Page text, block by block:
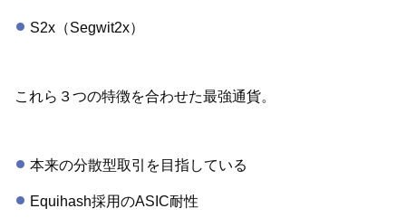
S2x（Segwit2x）
これら３つの特徴を合わせた最強通貨。
本来の分散型取引を目指している
Equihash採用のASIC耐性